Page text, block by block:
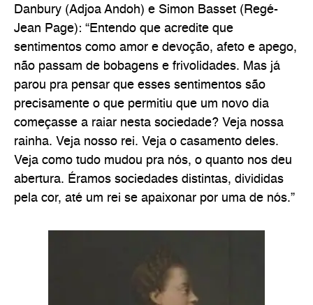
Danbury (Adjoa Andoh) e Simon Basset (Regé-
Jean Page): “Entendo que acredite que
sentimentos como amor e devoção, afeto e apego,
não passam de bobagens e frivolidades. Mas já
parou pra pensar que esses sentimentos são
precisamente o que permitiu que um novo dia
começasse a raiar nesta sociedade? Veja nossa
rainha. Veja nosso rei. Veja o casamento deles.
Veja como tudo mudou pra nós, o quanto nos deu
abertura. Éramos sociedades distintas, divididas
pela cor, até um rei se apaixonar por uma de nós.”